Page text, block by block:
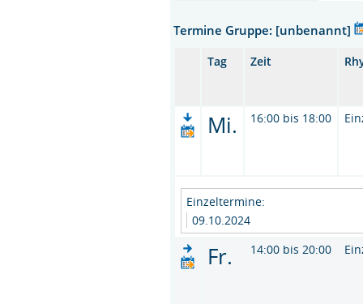
Termine Gruppe: [unbenannt]
Tag Zeit
Mi. 16:00 bis 18:00
Einzeltermine:
09.10.2024
Fr. 14:00 bis 20:00